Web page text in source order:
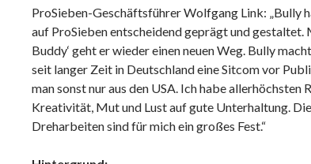
ProSieben-Geschäftsführer Wolfgang Link: „Bully
auf ProSieben entscheidend geprägt und gestaltet.
Buddy‘ geht er wieder einen neuen Weg. Bully
seit langer Zeit in Deutschland eine Sitcom vor
man sonst nur aus den USA. Ich habe allerhöchsten
Kreativität, Mut und Lust auf gute Unterhaltung.
Dreharbeiten sind für mich ein großes Fest.“